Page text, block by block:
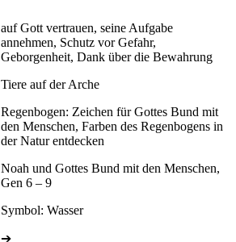
auf Gott vertrauen, seine Aufgabe
annehmen, Schutz vor Gefahr,
Geborgenheit, Dank über die Bewahrung
Tiere auf der Arche
Regenbogen: Zeichen für Gottes Bund mit
den Menschen, Farben des Regenbogens in
der Natur entdecken
Noah und Gottes Bund mit den Menschen,
Gen 6 – 9
Symbol: Wasser
➔